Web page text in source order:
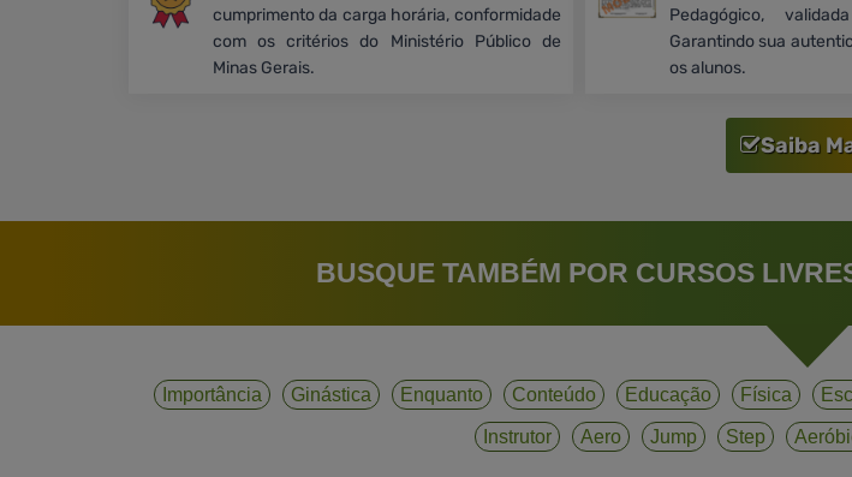
cumprimento da carga horária, conformidade
com os critérios do Ministério Público de
Minas Gerais.
Pedagógico,
Garantindo sua
os alunos.
Saiba
BUSQUE TAMBÉM POR CURSOS
Importância Ginástica Enquanto Conteúdo Educação Física
Instrutor Aero Jump Step